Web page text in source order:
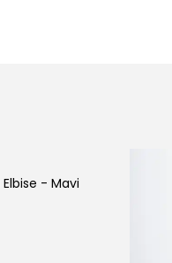
Elbise - Mavi